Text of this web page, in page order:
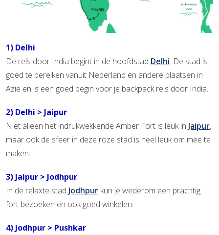
1) Delhi
De reis door India begint in de hoofdstad Delhi. De stad is
goed te bereiken vanuit Nederland en andere plaatsen in
Azië en is een goed begin voor je backpack reis door India.
2) Delhi > Jaipur
Niet alleen het indrukwekkende Amber Fort is leuk in Jaipur,
maar ook de sfeer in deze roze stad is heel leuk om mee te
maken.
3) Jaipur > Jodhpur
In de relaxte stad Jodhpur kun je wederom een prachtig
fort bezoeken en ook goed winkelen.
4) Jodhpur > Pushkar